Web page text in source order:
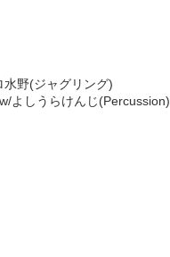
野(ジャグリング)
よしうらけんじ(Percussion)